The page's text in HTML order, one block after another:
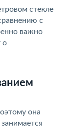
стекле
с
важно
о
она